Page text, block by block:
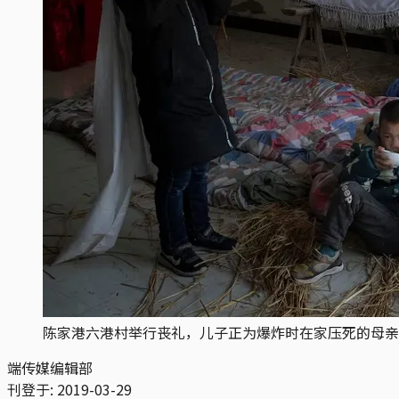
陈家港六港村举行丧礼，儿子正为爆炸时在家压死的母
端传媒编辑部
刊登于: 2019-03-29